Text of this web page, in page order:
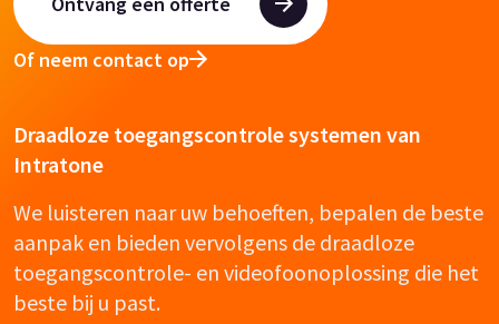
Of neem contact op
Draadloze toegangscontrole systemen van
Intratone
We luisteren naar uw behoeften, bepalen de beste
aanpak en bieden vervolgens de draadloze
toegangscontrole- en videofoonoplossing die het
beste bij u past.